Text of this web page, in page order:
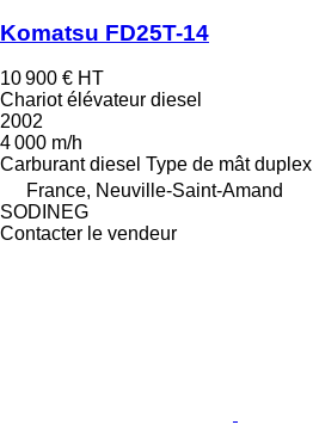
Komatsu FD25T-14
10 900 € HT
Chariot élévateur diesel
2002
4 000 m/h
Carburant diesel Type de mât duplex
France, Neuville-Saint-Amand
SODINEG
Contacter le vendeur